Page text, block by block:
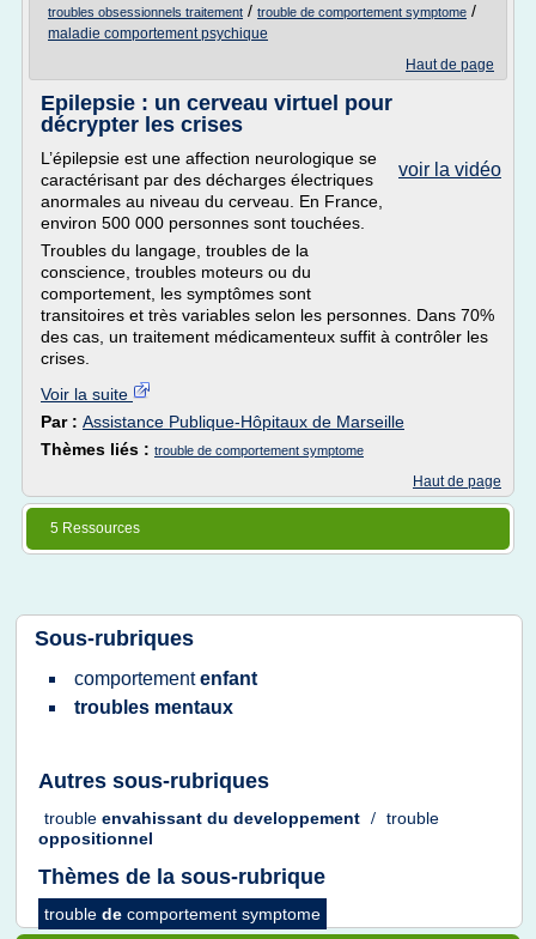
troubles obsessionnels traitement / trouble de comportement symptome /
maladie comportement psychique
Haut de page
Epilepsie : un cerveau virtuel pour
décrypter les crises
voir la vidéo
L’épilepsie est une affection neurologique se
caractérisant par des décharges électriques
anormales au niveau du cerveau. En France,
environ 500 000 personnes sont touchées.
Troubles du langage, troubles de la
conscience, troubles moteurs ou du
comportement, les symptômes sont
transitoires et très variables selon les personnes. Dans 70%
des cas, un traitement médicamenteux suffit à contrôler les
crises.
Voir la suite
Par : Assistance Publique-Hôpitaux de Marseille
Thèmes liés : trouble de comportement symptome
Haut de page
5 Ressources
Sous-rubriques
comportementenfant
troubles mentaux
Autres sous-rubriques
trouble envahissant du developpement / trouble
oppositionnel
Thèmes de la sous-rubrique
trouble de comportement symptome